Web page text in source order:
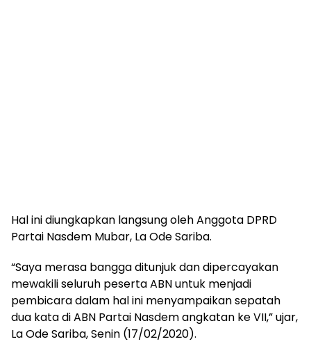
Hal ini diungkapkan langsung oleh Anggota DPRD
Partai Nasdem Mubar, La Ode Sariba.
“Saya merasa bangga ditunjuk dan dipercayakan
mewakili seluruh peserta ABN untuk menjadi
pembicara dalam hal ini menyampaikan sepatah
dua kata di ABN Partai Nasdem angkatan ke VII,” ujar,
La Ode Sariba, Senin (17/02/2020).